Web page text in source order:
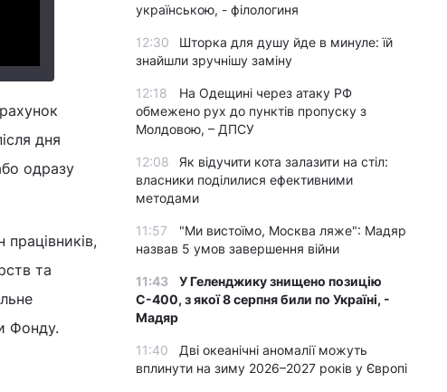
дня
одразу
та
Фонду.
українською, - філологиня
12:30
Шторка для душу йде в минуле: їй
знайшли зручнішу заміну
12:18
На Одещині через атаку РФ
обмежено рух до пунктів пропуску з
Молдовою, – ДПСУ
12:08
Як відучити кота залазити на стіл:
власники поділилися ефективними
методами
11:57
"Ми вистоїмо, Москва ляже": Мадяр
назвав 5 умов завершення війни
11:43
У Геленджику знищено позицію
С-400, з якої 8 серпня били по Україні, -
Мадяр
11:40
Дві океанічні аномалії можуть
вплинути на зиму 2026–2027 років у Європі